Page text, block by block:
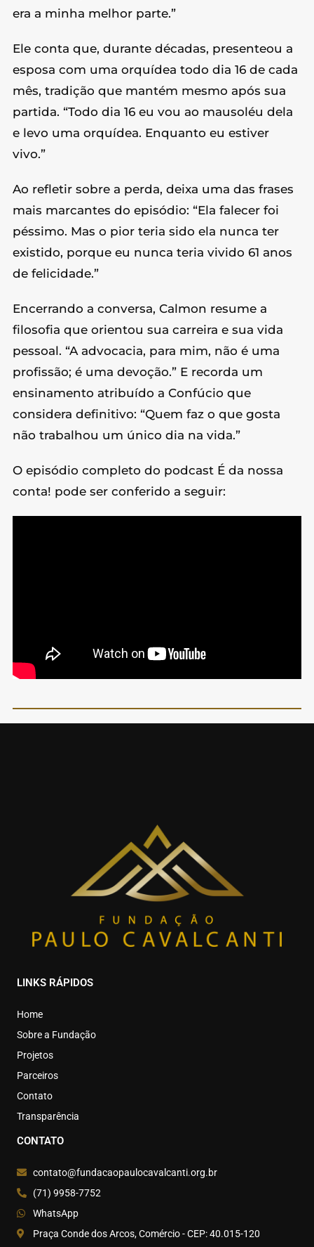
era a minha melhor parte.”
Ele conta que, durante décadas, presenteou a
esposa com uma orquídea todo dia 16 de cada
mês, tradição que mantém mesmo após sua
partida. “Todo dia 16 eu vou ao mausoléu dela
e levo uma orquídea. Enquanto eu estiver
vivo.”
Ao refletir sobre a perda, deixa uma das frases
mais marcantes do episódio: “Ela falecer foi
péssimo. Mas o pior teria sido ela nunca ter
existido, porque eu nunca teria vivido 61 anos
de felicidade.”
Encerrando a conversa, Calmon resume a
filosofia que orientou sua carreira e sua vida
pessoal. “A advocacia, para mim, não é uma
profissão; é uma devoção.” E recorda um
ensinamento atribuído a Confúcio que
considera definitivo: “Quem faz o que gosta
não trabalhou um único dia na vida.”
O episódio completo do podcast É da nossa
conta! pode ser conferido a seguir:
LINKS RÁPIDOS
Home
Sobre a Fundação
Projetos
Parceiros
Contato
Transparência
CONTATO
contato@fundacaopaulocavalcanti.org.br
(71) 9958-7752
WhatsApp
Praça Conde dos Arcos, Comércio - CEP: 40.015-120